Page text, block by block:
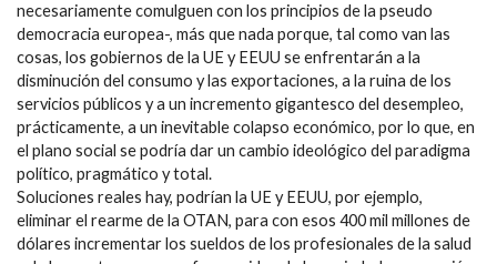
necesariamente comulguen con los principios de la pseudo
democracia europea-, más que nada porque, tal como van las
cosas, los gobiernos de la UE y EEUU se enfrentarán a la
disminución del consumo y las exportaciones, a la ruina de los
servicios públicos y a un incremento gigantesco del desempleo,
prácticamente, a un inevitable colapso económico, por lo que, en
el plano social se podría dar un cambio ideológico del paradigma
político, pragmático y total.
Soluciones reales hay, podrían la UE y EEUU, por ejemplo,
eliminar el rearme de la OTAN, para con esos 400 mil millones de
dólares incrementar los sueldos de los profesionales de la salud